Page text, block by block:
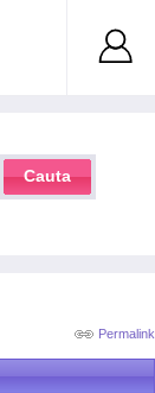
Permalink
Cauta